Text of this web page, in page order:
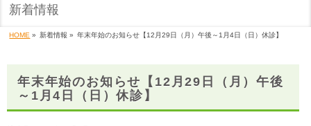
新着情報
HOME » 新着情報 » 年末年始のお知らせ【12月29日（月）午後～1月4日（日）休診】
年末年始のお知らせ【12月29日（月）午後
～1月4日（日）休診】